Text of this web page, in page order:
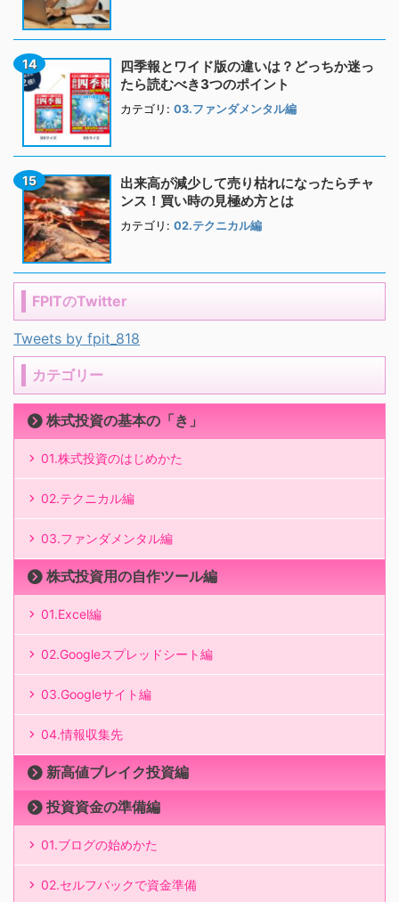
四季報とワイド版の違いは？どっちか迷っ
たら読むべき3つのポイント
カテゴリ: 03.ファンダメンタル編
出来高が減少して売り枯れになったらチャ
ンス！買い時の見極め方とは
カテゴリ: 02.テクニカル編
FPITのTwitter
Tweets by fpit_818
カテゴリー
株式投資の基本の「き」
01.株式投資のはじめかた
02.テクニカル編
03.ファンダメンタル編
株式投資用の自作ツール編
01.Excel編
02.Googleスプレッドシート編
03.Googleサイト編
04.情報収集先
新高値ブレイク投資編
投資資金の準備編
01.ブログの始めかた
02.セルフバックで資金準備